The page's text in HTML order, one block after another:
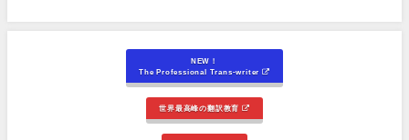
NEW！
The Professional Trans-writer
世界最高峰の翻訳教育